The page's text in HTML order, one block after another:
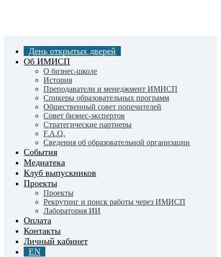
День открытых дверей
Об ИМИСП
О бизнес-школе
История
Преподаватели и менеджмент ИМИСП
Спикеры образовательных программ
Общественный совет попечителей
Совет бизнес-экспертов
Cтратегические партнеры
F.A.Q.
Сведения об образовательной организации
События
Медиатека
Клуб выпускников
Проекты
Проекты
Рекрутинг и поиск работы через ИМИСП
Лаборатория ИИ
Оплата
Контакты
Личный кабинет
EN